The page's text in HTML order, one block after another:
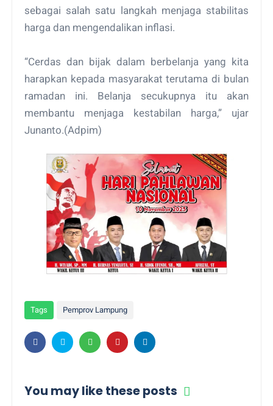
sebagai salah satu langkah menjaga stabilitas
harga dan mengendalikan inflasi.
“Cerdas dan bijak dalam berbelanja yang kita
harapkan kepada masyarakat terutama di bulan
ramadan ini. Belanja secukupnya itu akan
membantu menjaga kestabilan harga,” ujar
Junanto.(Adpim)
Tags Pemprov Lampung
You may like these posts